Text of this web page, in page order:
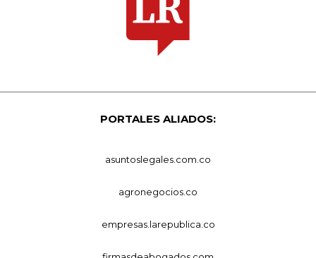
PORTALES ALIADOS:
asuntoslegales.com.co
agronegocios.co
empresas.larepublica.co